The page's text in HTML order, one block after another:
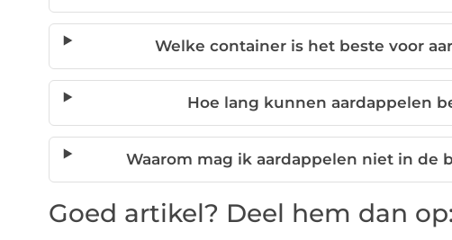
Welke container is het beste voor
Hoe lang kunnen aardappelen
Waarom mag ik aardappelen niet in de
Goed artikel? Deel hem dan op: